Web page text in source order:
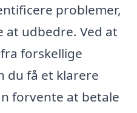
problemer,
udbedre. Ved at
forskellige
du få et klarere
forvente at betale